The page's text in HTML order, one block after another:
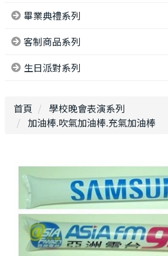
畢業典禮系列
客制商品系列
生日派對系列
首頁
學校晚會表演系列
加油棒.吹氣加油棒.充氣加油棒